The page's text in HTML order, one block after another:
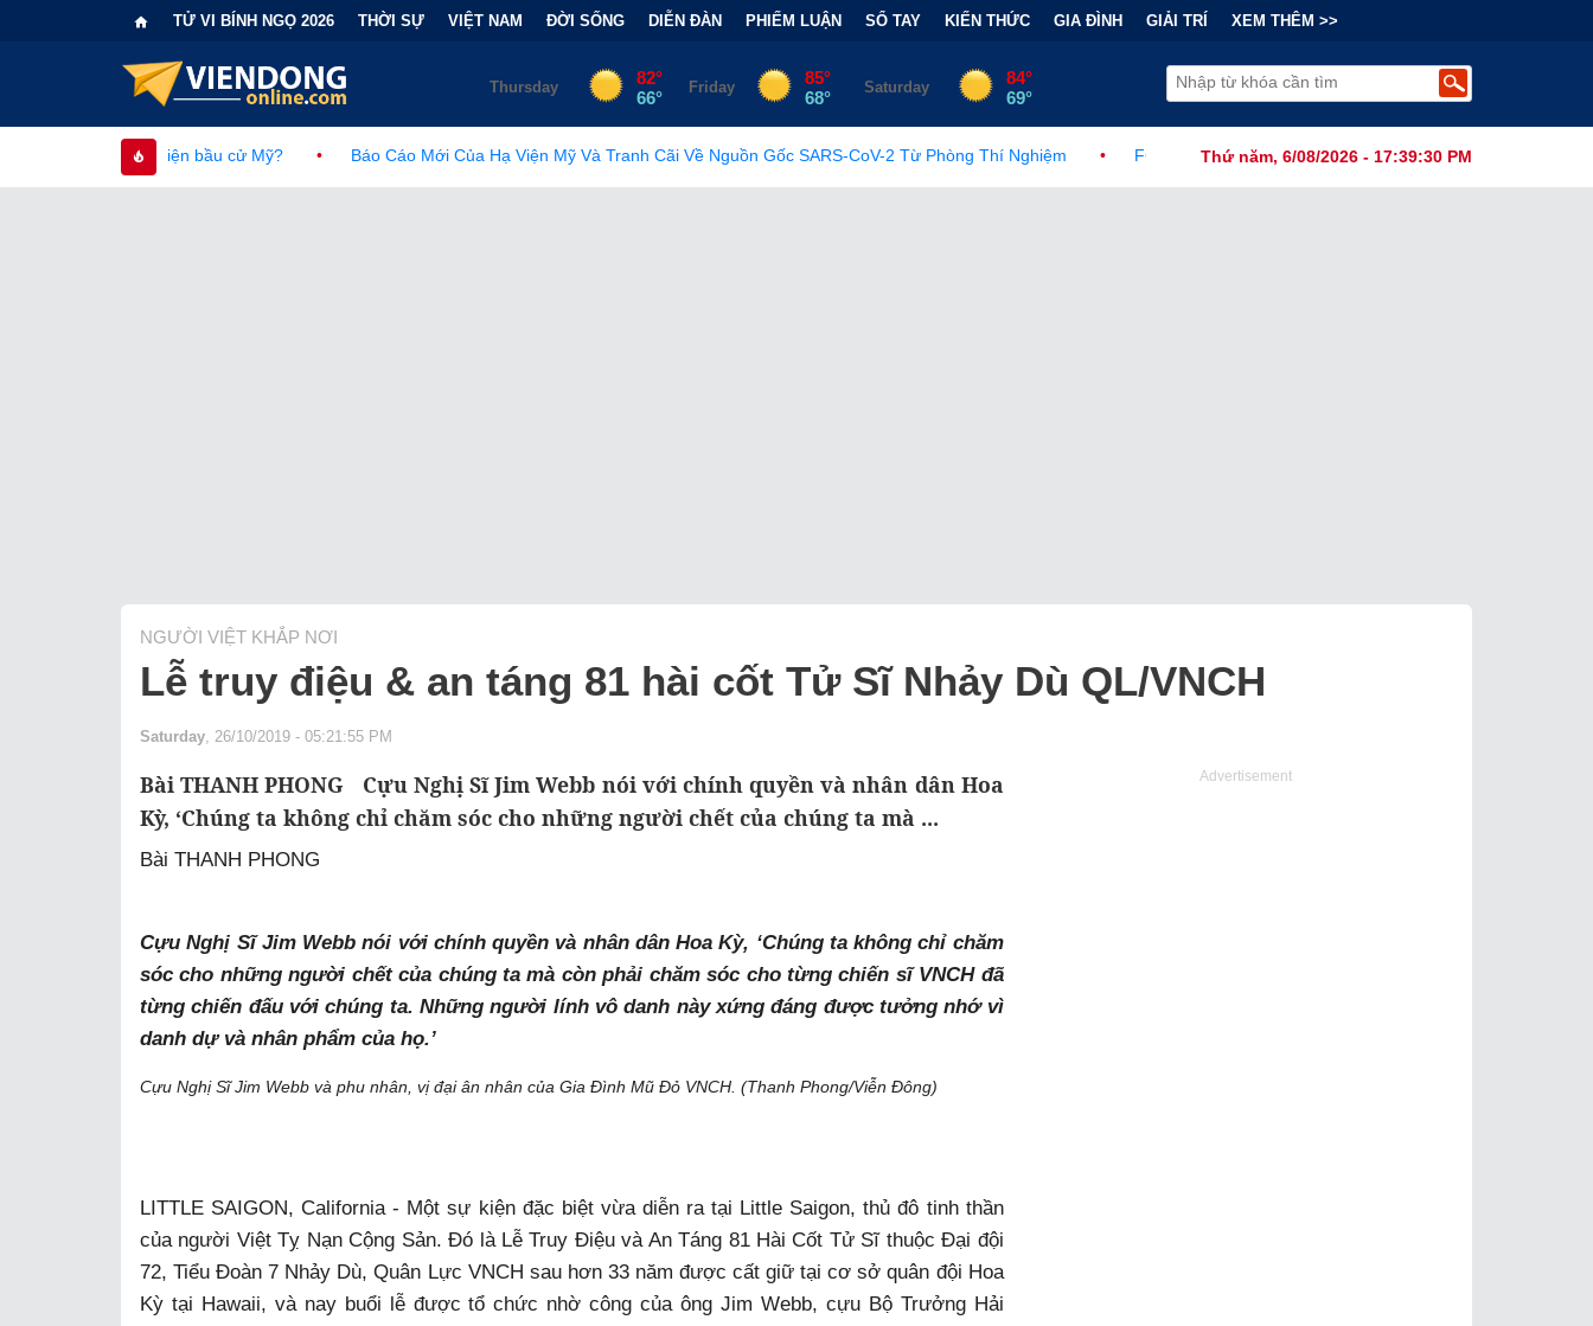
TỬ VI BÍNH NGỌ 2026 THỜI SỰ VIỆT NAM ĐỜI SỐNG DIỄN ĐÀN PHIẾM LUẬN SỔ TAY KIẾN THỨC GIA ĐÌNH GIẢI TRÍ XEM THÊM >>
Thứ năm, 6/08/2026 - 17:39:32 PM
diện bầu cử Mỹ? • Báo Cáo Mới Của Hạ Viện Mỹ Và Tranh Cãi Về Nguồn Gốc SARS-CoV-2 Từ Phòng Thí Nghiệm • FCC Chính Thức Ban Hành Lệnh Cấm Robot Hút Bụi Thông Minh Sản Xuất
NGƯỜI VIỆT KHẮP NƠI
Lễ truy điệu & an táng 81 hài cốt Tử Sĩ Nhảy Dù QL/VNCH
Saturday , 26/10/2019 - 05:21:55 PM
Bài THANH PHONG Cựu Nghị Sĩ Jim Webb nói với chính quyền và nhân dân Hoa
Kỳ, ‘Chúng ta không chỉ chăm sóc cho những người chết của chúng ta mà ...
Bài THANH PHONG
Cựu Nghị Sĩ Jim Webb nói với chính quyền và nhân dân Hoa Kỳ, ‘Chúng ta không chỉ chăm
sóc cho những người chết của chúng ta mà còn phải chăm sóc cho từng chiến sĩ VNCH đã
từng chiến đấu với chúng ta. Những người lính vô danh này xứng đáng được tưởng nhớ vì
danh dự và nhân phẩm của họ.’
Cựu Nghị Sĩ Jim Webb và phu nhân, vị đại ân nhân của Gia Đình Mũ Đỏ VNCH. (Thanh Phong/Viễn Đông)
LITTLE SAIGON, California - Một sự kiện đặc biệt vừa diễn ra tại Little Saigon, thủ đô tinh thần
của người Việt Tỵ Nạn Cộng Sản. Đó là Lễ Truy Điệu và An Táng 81 Hài Cốt Tử Sĩ thuộc Đại đội
72, Tiểu Đoàn 7 Nhảy Dù, Quân Lực VNCH sau hơn 33 năm được cất giữ tại cơ sở quân đội Hoa
Kỳ tại Hawaii, và nay buổi lễ được tổ chức nhờ công của ông Jim Webb, cựu Bộ Trưởng Hải
Advertisement